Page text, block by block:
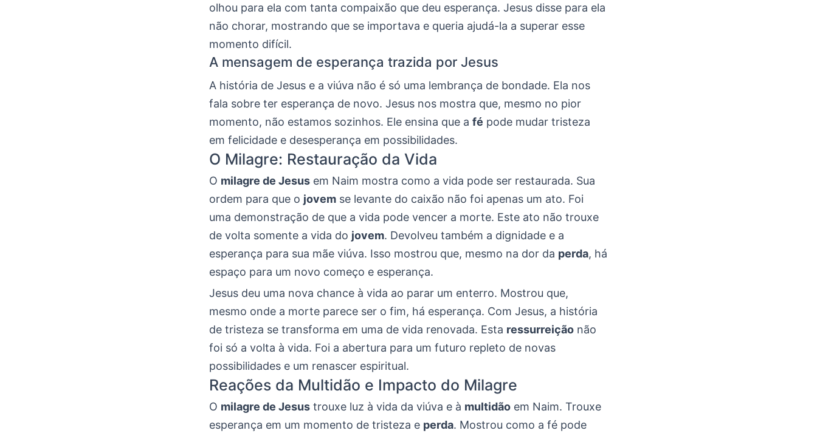
olhou para ela com tanta compaixão que deu esperança. Jesus disse para ela
não chorar, mostrando que se importava e queria ajudá-la a superar esse
momento difícil.
A mensagem de esperança trazida por Jesus
A história de Jesus e a viúva não é só uma lembrança de bondade. Ela nos
fala sobre ter esperança de novo. Jesus nos mostra que, mesmo no pior
momento, não estamos sozinhos. Ele ensina que a fé pode mudar tristeza
em felicidade e desesperança em possibilidades.
O Milagre: Restauração da Vida
O milagre de Jesus em Naim mostra como a vida pode ser restaurada. Sua
ordem para que o jovem se levante do caixão não foi apenas um ato. Foi
uma demonstração de que a vida pode vencer a morte. Este ato não trouxe
de volta somente a vida do jovem. Devolveu também a dignidade e a
esperança para sua mãe viúva. Isso mostrou que, mesmo na dor da perda, há
espaço para um novo começo e esperança.
Jesus deu uma nova chance à vida ao parar um enterro. Mostrou que,
mesmo onde a morte parece ser o fim, há esperança. Com Jesus, a história
de tristeza se transforma em uma de vida renovada. Esta ressurreição não
foi só a volta à vida. Foi a abertura para um futuro repleto de novas
possibilidades e um renascer espiritual.
Reações da Multidão e Impacto do Milagre
O milagre de Jesus trouxe luz à vida da viúva e à multidão em Naim. Trouxe
esperança em um momento de tristeza e perda. Mostrou como a fé pode